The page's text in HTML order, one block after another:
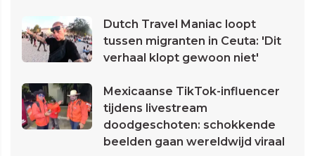
Dutch Travel Maniac loopt
tussen migranten in Ceuta: 'Dit
verhaal klopt gewoon niet'
Mexicaanse TikTok-influencer
tijdens livestream
doodgeschoten: schokkende
beelden gaan wereldwijd viraal